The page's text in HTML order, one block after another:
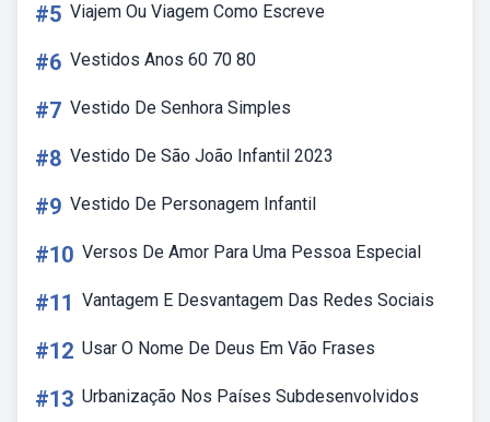
#5 Viajem Ou Viagem Como Escreve
#6 Vestidos Anos 60 70 80
#7 Vestido De Senhora Simples
#8 Vestido De São João Infantil 2023
#9 Vestido De Personagem Infantil
#10 Versos De Amor Para Uma Pessoa Especial
#11 Vantagem E Desvantagem Das Redes Sociais
#12 Usar O Nome De Deus Em Vão Frases
#13 Urbanização Nos Países Subdesenvolvidos